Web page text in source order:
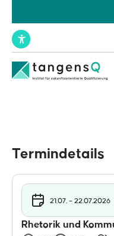
Termindetails
21.07. – 22.07.2026
Rhetorik und